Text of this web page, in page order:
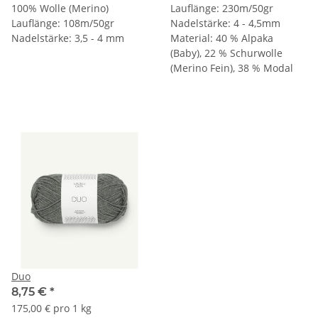
100% Wolle (Merino)
Lauflänge: 108m/50gr
Nadelstärke: 3,5 - 4 mm
Lauflänge: 230m/50gr
Nadelstärke: 4 - 4,5mm
Material: 40 % Alpaka
(Baby), 22 % Schurwolle
(Merino Fein), 38 % Modal
Duo
8,75 € *
175,00 € pro 1 kg